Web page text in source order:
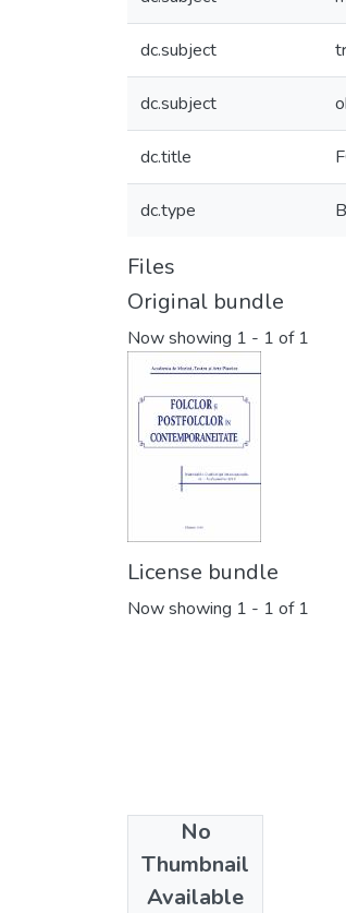
dc.subject
dc.subject
dc.title
dc.type
Files
Original bundle
Now showing 1 - 1 of 1
License bundle
Now showing 1 - 1 of 1
No
Thumbnail
Available
Collections
4.2. Altele